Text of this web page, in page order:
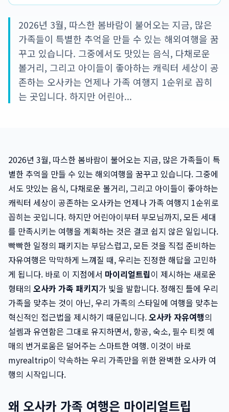
2026년 3월, 따스한 봄바람이 불어오는 지금, 많은
가족들이 특별한 추억을 만들 수 있는 해외여행을 꿈
꾸고 있습니다. 그중에서도 맛있는 음식, 다채로운
볼거리, 그리고 아이들이 좋아하는 캐릭터 세상이 공
존하는 오사카는 언제나 가족 여행지 1순위로 꼽히
는 곳입니다. 하지만 어린아...
2026년 3월, 따스한 봄바람이 불어오는 지금, 많은 가족들이 특
별한 추억을 만들 수 있는 해외여행을 꿈꾸고 있습니다. 그중에
서도 맛있는 음식, 다채로운 볼거리, 그리고 아이들이 좋아하는
캐릭터 세상이 공존하는 오사카는 언제나 가족 여행지 1순위로
꼽히는 곳입니다. 하지만 어린아이부터 부모님까지, 모든 세대
를 만족시키는 여행을 계획하는 것은 결코 쉽지 않은 일입니다.
빡빡한 일정의 패키지는 부담스럽고, 모든 것을 직접 준비하는
자유여행은 막막하게 느껴질 때, 우리는 진정한 해답을 고민하
게 됩니다. 바로 이 지점에서 마이리얼트립이 제시하는 새로운
형태의 오사카 가족 패키지가 빛을 발합니다. 정해진 틀에 우리
가족을 맞추는 것이 아닌, 우리 가족의 스타일에 여행을 맞추는
혁신적인 접근법을 제시하기 때문입니다.오사카 자유여행의
설렘과 유연함은 그대로 유지하면서, 항공, 숙소, 필수 티켓 예
매의 번거로움은 덜어주는 스마트한 여행. 이것이 바로
myrealtrip이 약속하는 우리 가족만을 위한 완벽한 오사카 여
행의 시작입니다.
왜 오사카 가족 여행은 마이리얼트립